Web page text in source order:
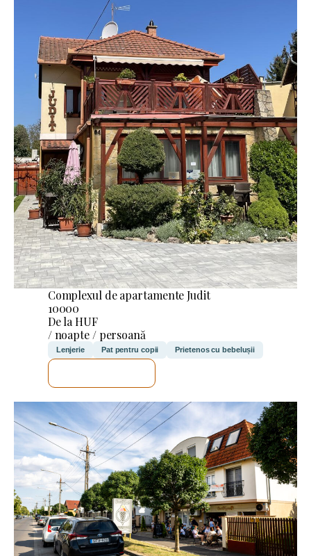
Complexul de apartamente Judit
10000
De la HUF
/ noapte / persoană
Lenjerie Pat pentru copii Prietenos cu bebelușii